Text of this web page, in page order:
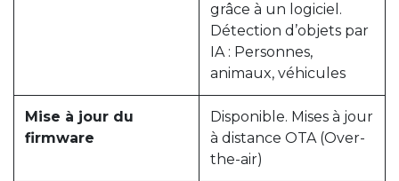
grâce à un logiciel.
Détection d’objets par
IA : Personnes,
animaux, véhicules
Mise à jour du
firmware
Disponible. Mises à jour
à distance OTA (Over-
the-air)